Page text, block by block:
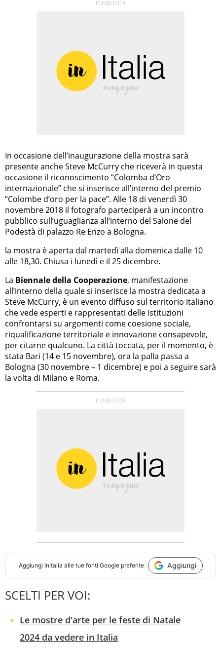
In occasione dell’inaugurazione della mostra sarà
presente anche Steve McCurry che riceverà in questa
occasione il riconoscimento “Colomba d’Oro
internazionale” che si inserisce all’interno del premio
“Colombe d’oro per la pace”. Alle 18 di venerdì 30
novembre 2018 il fotografo parteciperà a un incontro
pubblico sull’uguaglianza all’interno del Salone del
Podestà di palazzo Re Enzo a Bologna.
la mostra è aperta dal martedì alla domenica dalle 10
alle 18,30. Chiusa i lunedì e il 25 dicembre.
La Biennale della Cooperazione, manifestazione
all’interno della quale si inserisce la mostra dedicata a
Steve McCurry, è un evento diffuso sul territorio italiano
che vede esperti e rappresentati delle istituzioni
confrontarsi su argomenti come coesione sociale,
riqualificazione territoriale e innovazione consapevole,
per citarne qualcuno. La città toccata, per il momento, è
stata Bari (14 e 15 novembre), ora la palla passa a
Bologna (30 novembre – 1 dicembre) e poi a seguire sarà
la volta di Milano e Roma.
Aggiungi InItalia alle tue fonti Google preferite Aggiungi
SCELTI PER VOI:
Le mostre d'arte per le feste di Natale
2024 da vedere in Italia